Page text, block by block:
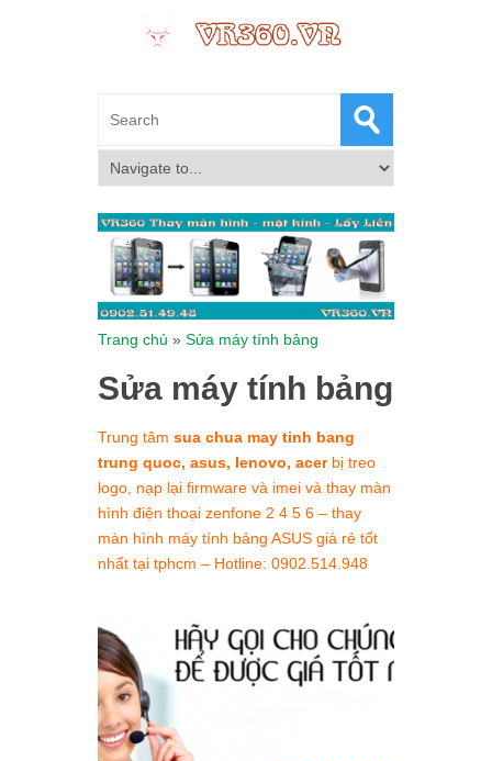
Trang chủ » Sửa máy tính bảng
Sửa máy tính bảng
Trung tâm sua chua may tinh bang
trung quoc, asus, lenovo, acerbị treo
logo, nạp lại firmware và imei và thay màn
hình điện thoại zenfone 2 4 5 6 – thay
màn hình máy tính bảng ASUS giá rẻ tốt
nhất tại tphcm – Hotline: 0902.514.948